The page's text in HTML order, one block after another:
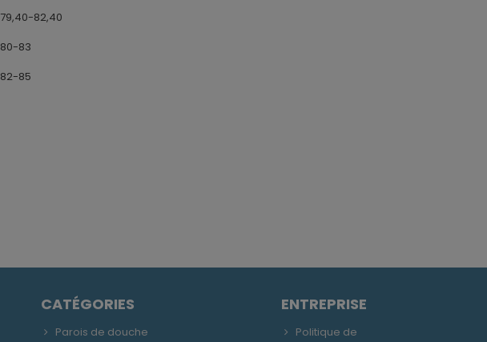
79,40-82,40
80-83
82-85
CATÉGORIES
Parois de douche
ENTREPRISE
Politique de